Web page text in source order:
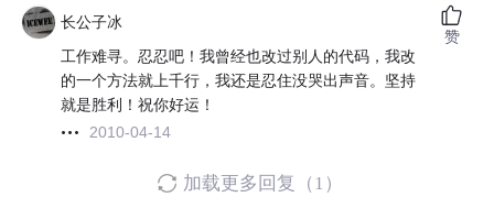
长公子冰
工作难寻。忍忍吧！我曾经也改过别人的代码，我改
的一个方法就上千行，我还是忍住没哭出声音。坚持
就是胜利！祝你好运！
2010-04-14
赞
加载更多回复（1）